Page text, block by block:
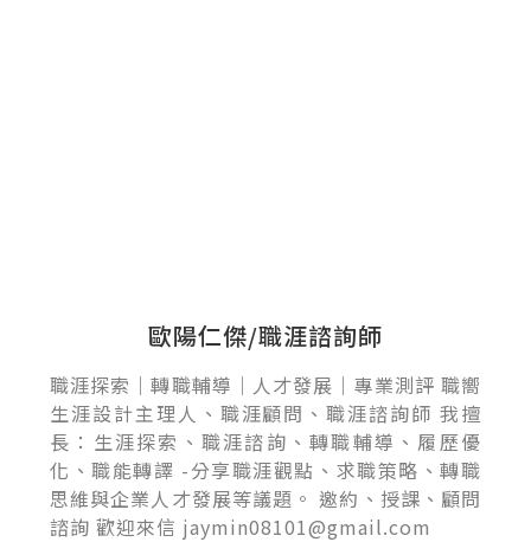
歐陽仁傑/職涯諮詢師
職涯探索｜轉職輔導｜人才發展｜專業測評 職嚮
生涯設計主理人、職涯顧問、職涯諮詢師 我擅
長：生涯探索、職涯諮詢、轉職輔導、履歷優
化、職能轉譯 -分享職涯觀點、求職策略、轉職
思維與企業人才發展等議題。 邀約、授課、顧問
諮詢 歡迎來信 jaymin08101@gmail.com